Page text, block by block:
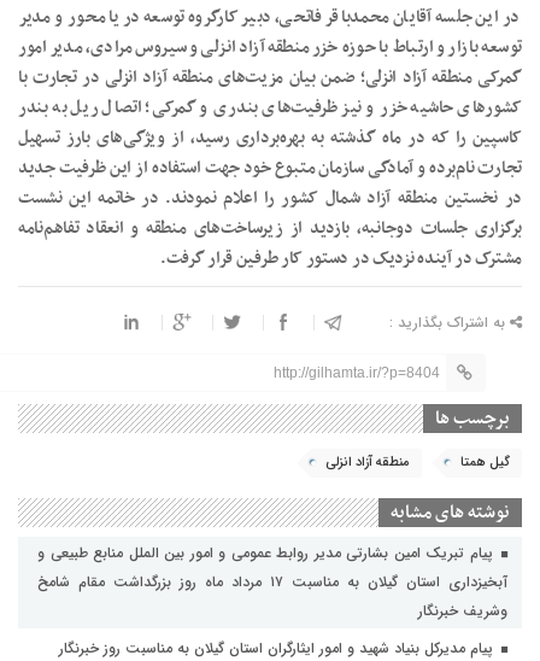
در این جلسه آقایان محمدباقر فاتحی، دبیر کارگروه توسعه دریا محور و مدیر
توسعه بازار و ارتباط با حوزه خزر منطقه آزاد انزلی و سیروس مرادی، مدیر امور
گمرکی منطقه آزاد انزلی؛ ضمن بیان مزیت‌های منطقه آزاد انزلی در تجارت با
کشورهای حاشیه خزر و نیز ظرفیت‌های بندری و گمرکی؛ اتصال ریل به بندر
کاسپین را که در ماه گذشته به بهره‌برداری رسید، از ویژگی‌های بارز تسهیل
تجارت نام‌برده و آمادگی سازمان متبوع خود جهت استفاده از این ظرفیت جدید
در نخستین منطقه آزاد شمال کشور را اعلام نمودند. در خاتمه این نشست
برگزاری جلسات دوجانبه، بازدید از زیرساخت‌های منطقه و انعقاد تفاهم‌نامه
مشترک در آینده نزدیک در دستور کار طرفین قرار گرفت.
به اشتراک بگذارید :
http://gilhamta.ir/?p=8404
برچسب ها
گیل همتا منطقه آزاد انزلی
نوشته های مشابه
پیام تبریک امین بشارتی مدیر روابط عمومی و امور بین الملل منابع طبیعی و
آبخیزداری استان گیلان به مناسبت ۱۷ مرداد ماه روز بزرگداشت مقام شامخ
وشریف خبرنگار
پیام مدیرکل بنیاد شهید و امور ایثارگران استان گیلان به مناسبت روز خبرنگار